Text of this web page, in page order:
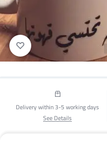
Delivery within 3-5 working days
See Details